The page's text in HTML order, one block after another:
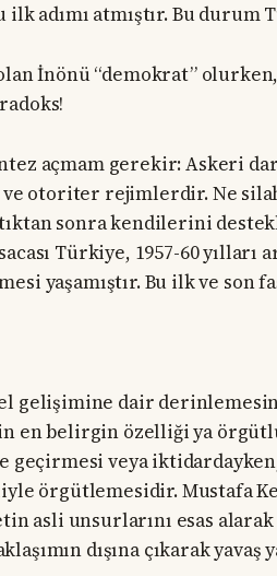
adımı atmıştır. Bu
İnönü “demokrat”
açmam gerekir: Askeri
ve otoriter rejimlerdir. Ne
sonra kendilerini
Türkiye, 1957-60 yılları
yaşamıştır. Bu ilk ve son
gelişimine dair
en belirgin özelliği ya
geçirmesi veya
örgütlemesidir. Mustafa
asli unsurlarını esas
dışına çıkarak